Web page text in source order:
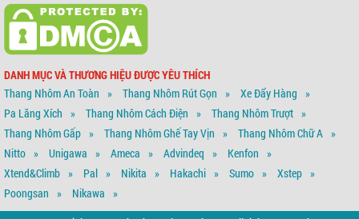
DANH MỤC VÀ THƯƠNG HIỆU ĐƯỢC YÊU THÍCH
Thang Nhôm An Toàn
Thang Nhôm Rút Gọn
Xe Đẩy Hàng
Pa Lăng Xích
Thang Nhôm Cách Điện
Thang Nhôm Trượt
Thang Nhôm Gấp
Thang Nhôm Ghế Tay Vịn
Thang Nhôm Chữ A
Nitto
Unigawa Ameca Advindeq
Kenfon
Xtend&climb
Pal Nikita Hakachi Sumo
Xstep
Poongsan
Nikawa